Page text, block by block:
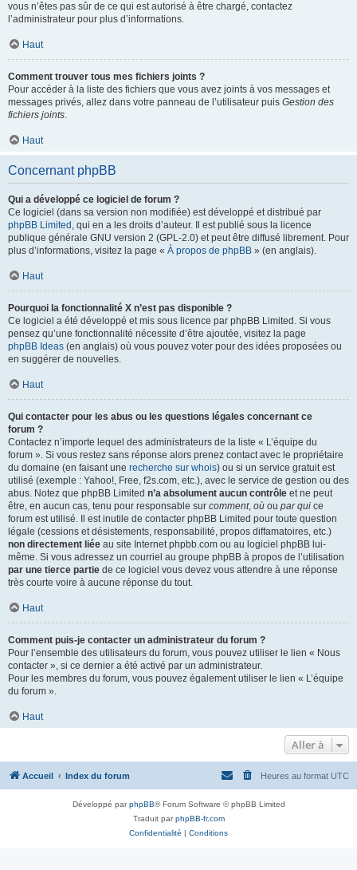
vous n’êtes pas sûr de ce qui est autorisé à être chargé, contactez
l’administrateur pour plus d’informations.
Haut
Comment trouver tous mes fichiers joints ?
Pour accéder à la liste des fichiers que vous avez joints à vos messages et
messages privés, allez dans votre panneau de l’utilisateur puis Gestion des
fichiers joints.
Haut
Concernant phpBB
Qui a développé ce logiciel de forum ?
Ce logiciel (dans sa version non modifiée) est développé et distribué par
phpBB Limited , qui en a les droits d’auteur. Il est publié sous la licence
publique générale GNU version 2 (GPL-2.0) et peut être diffusé librement. Pour
plus d’informations, visitez la page « À propos de phpBB » (en anglais).
Haut
Pourquoi la fonctionnalité X n’est pas disponible ?
Ce logiciel a été développé et mis sous licence par phpBB Limited. Si vous
pensez qu’une fonctionnalité nécessite d’être ajoutée, visitez la page
phpBB Ideas (en anglais) où vous pouvez voter pour des idées proposées ou
en suggérer de nouvelles.
Haut
Qui contacter pour les abus ou les questions légales concernant ce
forum ?
Contactez n’importe lequel des administrateurs de la liste « L’équipe du
forum ». Si vous restez sans réponse alors prenez contact avec le propriétaire
du domaine (en faisant une recherche sur whois) ou si un service gratuit est
utilisé (exemple : Yahoo!, Free, f2s.com, etc.), avec le service de gestion ou des
abus. Notez que phpBB Limited n’a absolument aucun contrôle et ne peut
être, en aucun cas, tenu pour responsable sur comment, où ou par qui ce
forum est utilisé. Il est inutile de contacter phpBB Limited pour toute question
légale (cessions et désistements, responsabilité, propos diffamatoires, etc.)
non directement liée au site Internet phpbb.com ou au logiciel phpBB lui-
même. Si vous adressez un courriel au groupe phpBB à propos de l’utilisation
par une tierce partie de ce logiciel vous devez vous attendre à une réponse
très courte voire à aucune réponse du tout.
Haut
Comment puis-je contacter un administrateur du forum ?
Pour l’ensemble des utilisateurs du forum, vous pouvez utiliser le lien « Nous
contacter », si ce dernier a été activé par un administrateur.
Pour les membres du forum, vous pouvez également utiliser le lien « L’équipe
du forum ».
Haut
Aller à
Accueil Index du forum Heures au format UTC
Développé parphpBB® Forum Software © phpBB Limited
Traduit parphpBB-fr.com
Confidentialité | Conditions